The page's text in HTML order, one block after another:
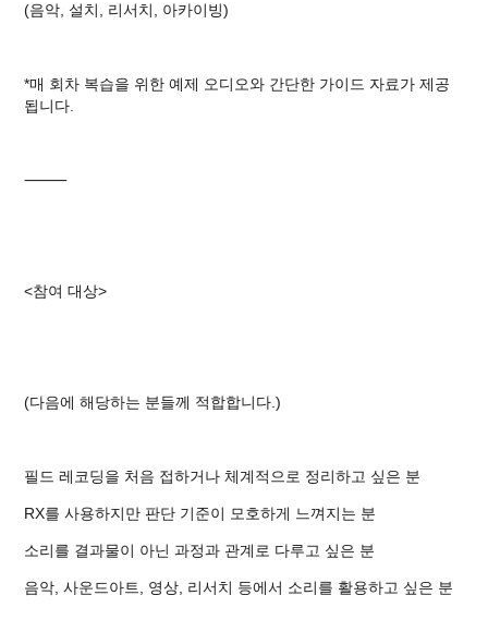
(음악, 설치, 리서치, 아카이빙)
*매 회차 복습을 위한 예제 오디오와 간단한 가이드 자료가 제공
됩니다.
⸻
<참여 대상>
(다음에 해당하는 분들께 적합합니다.)
필드 레코딩을 처음 접하거나 체계적으로 정리하고 싶은 분
RX를 사용하지만 판단 기준이 모호하게 느껴지는 분
소리를 결과물이 아닌 과정과 관계로 다루고 싶은 분
음악, 사운드아트, 영상, 리서치 등에서 소리를 활용하고 싶은 분